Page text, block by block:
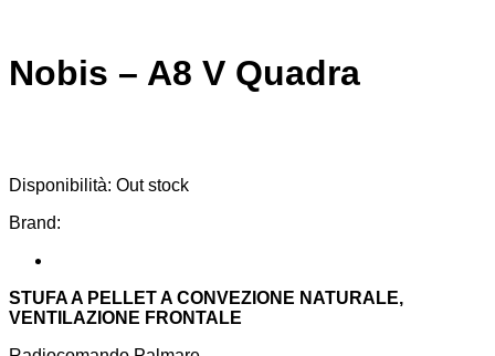
Nobis – A8 V Quadra
Disponibilità: Out stock
Brand:
STUFA A PELLET A CONVEZIONE NATURALE,
VENTILAZIONE FRONTALE